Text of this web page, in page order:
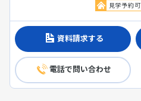
見学予約可
資料請求する
電話で問い合わせ